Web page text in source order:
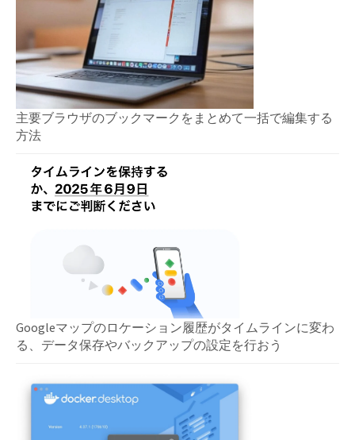
主要ブラウザのブックマークをまとめて一括で編集する
方法
Googleマップのロケーション履歴がタイムラインに変わ
る、データ保存やバックアップの設定を行おう